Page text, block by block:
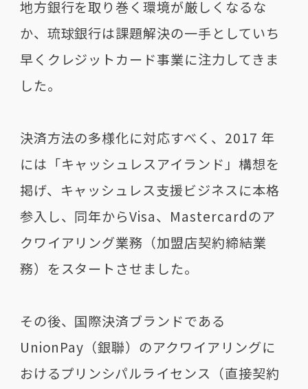
地方銀行を取り巻く環境が厳しくなるな
か、琉球銀行は課題解決の一手としていち
早くクレジットカード事業に注力してきま
した。
決済方法の多様化に対応すべく、2017 年
には「キャッシュレスアイランド」構想を
掲げ、キャッシュレス支援ビジネスに本格
参入し、同年からVisa、Mastercardのア
クワイアリング業務（加盟店契約締結業
務）をスタートさせました。
その後、国際決済ブランドである
UnionPay（銀聯）のアクワイアリングに
おけるプリンシパルライセンス（直接契約